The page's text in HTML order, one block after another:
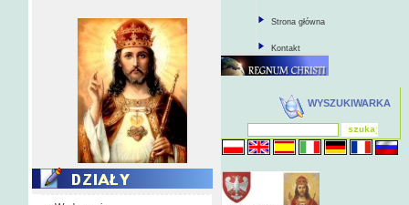
Strona główna
Kontakt
WYSZUKIWARKA